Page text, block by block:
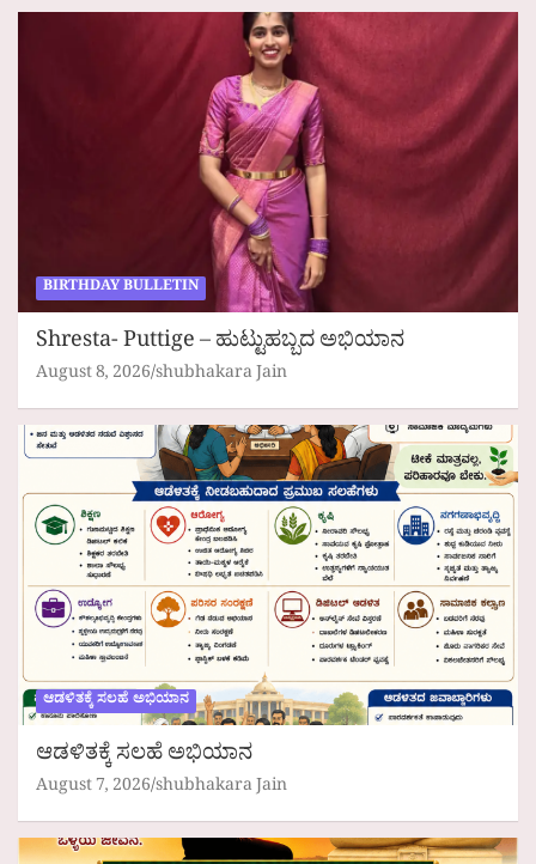
BIRTHDAY BULLETIN
Shresta- Puttige – ಹುಟ್ಟುಹಬ್ಬದ ಅಭಿಯಾನ
August 8, 2026 shubhakara Jain
ಆಡಳಿತಕ್ಕೆ ಸಲಹೆ ಅಭಿಯಾನ
ಆಡಳಿತಕ್ಕೆ ಸಲಹೆ ಅಭಿಯಾನ
August 7, 2026 shubhakara Jain